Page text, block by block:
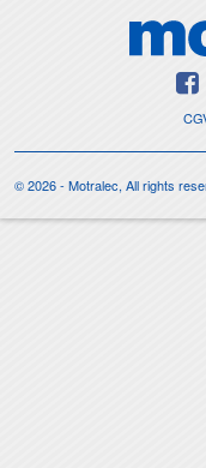
© 2026 - Motralec, All rights